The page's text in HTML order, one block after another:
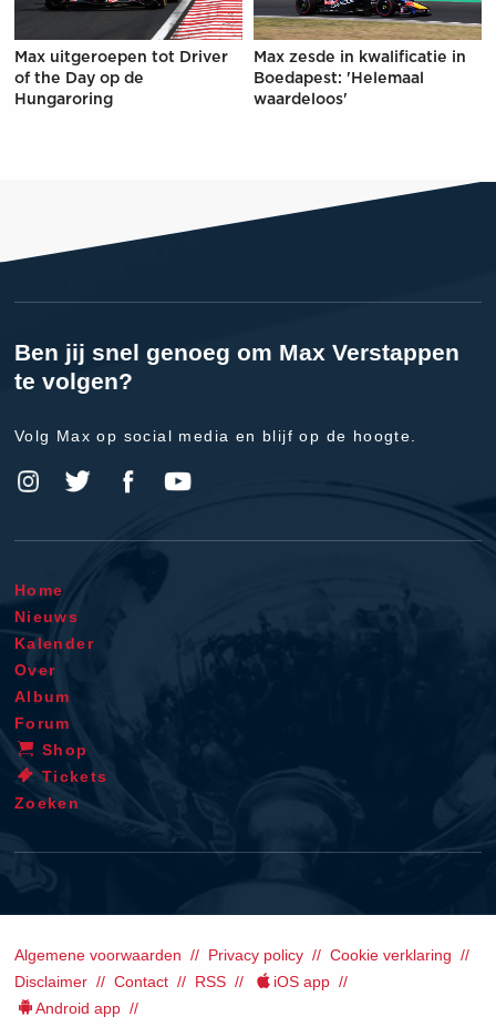
Max uitgeroepen tot Driver
of the Day op de
Hungaroring
Max zesde in kwalificatie in
Boedapest: 'Helemaal
waardeloos'
Ben jij snel genoeg om Max Verstappen
te volgen?
Volg Max op social media en blijf op de hoogte.
Home
Nieuws
Kalender
Over
Album
Forum
Shop
Tickets
Zoeken
Algemene voorwaarden Privacy policy
Cookie verklaring
Disclaimer
Contact RSS
iOS app
Android app